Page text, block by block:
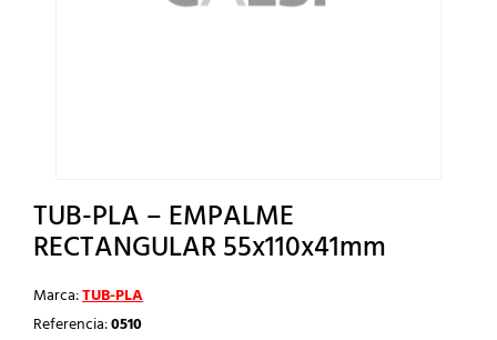
TUB-PLA – EMPALME
RECTANGULAR 55x110x41mm
Marca:TUB-PLA
Referencia:0510